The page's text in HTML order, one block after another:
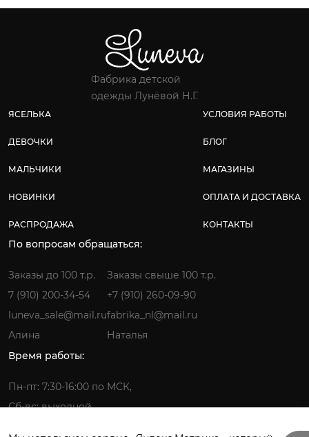
Фабрика детской
одежды Лунёвой Н.Г.
ЯСЕЛЬКА
ДЕВОЧКИ
МАЛЬЧИКИ
НОВИНКИ
РАСПРОДАЖА
УСЛОВИЯ РАБОТЫ
БЛОГ
МАГАЗИНЫ
ОПЛАТА И ДОСТАВКА
КОНТАКТЫ
По вопросам обращаться:
Заказы до 100 т.р.
7 (910) 200-34-54
luneva_sale@mail.ru
Алина
Заказы свыше 100 т.р.
+7 (910) 260-09-90
fabrika_nl@mail.ru
Наталья
Время работы:
Пн-пт: 7:30-16:00 по МСК,
Сб-вс: выходной